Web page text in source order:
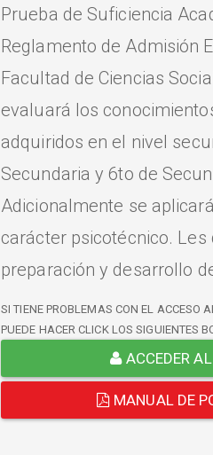
Prueba de Suficiencia
Reglamento de Admisión
Facultad de Ciencias
evaluará los
adquiridos en el nivel
Secundaria y 6to de
Adicionalmente se
carácter psicotécnico.
preparación y desarrollo
SI TIENE PROBLEMAS CON EL ACCESO
PUEDE HACER CLICK LOS SIGUIENTES
ACCEDER
MANUAL DE